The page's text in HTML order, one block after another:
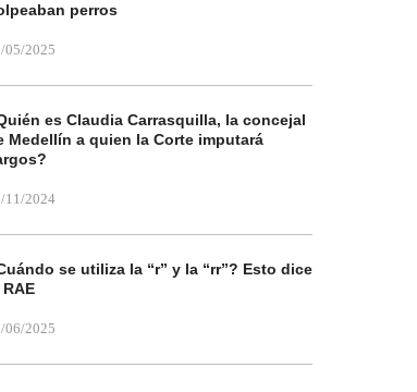
perros
05/2025
es Claudia Carrasquilla, la concejal
Medellín a quien la Corte imputará
11/2024
se utiliza la “r” y la “rr”? Esto dice
RAE
06/2025